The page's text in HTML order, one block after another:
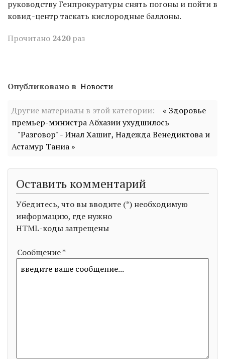
руководству Генпрокуратуры снять погоны и пойти в
ковид-центр таскать кислородные баллоны.
Прочитано 2420раз
Опубликовано в Новости
Другие материалы в этой категории:
« Здоровье
премьер-министра Абхазии ухудшилось
"Разговор" - Инал Хашиг, Надежда Венедиктова и
Астамур Таниа »
Оставить комментарий
Убедитесь, что вы вводите (*) необходимую
информацию, где нужно
HTML-коды запрещены
Сообщение *